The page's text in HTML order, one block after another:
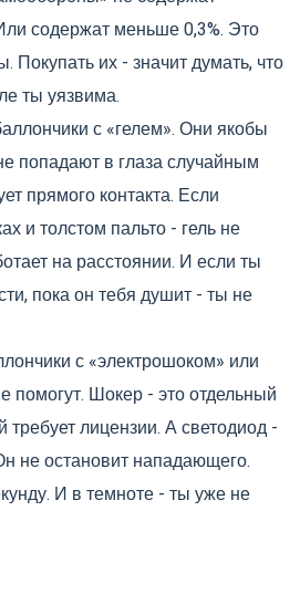
содержат меньше 0,3%. Это
Покупать их - значит думать, что
ты уязвима.
с «гелем». Они якобы
попадают в глаза случайным
прямого контакта. Если
и толстом пальто - гель не
на расстоянии. И если ты
пока он тебя душит - ты не
с «электрошоком» или
помогут. Шокер - это отдельный
требует лицензии. А светодиод -
не остановит нападающего.
И в темноте - ты уже не